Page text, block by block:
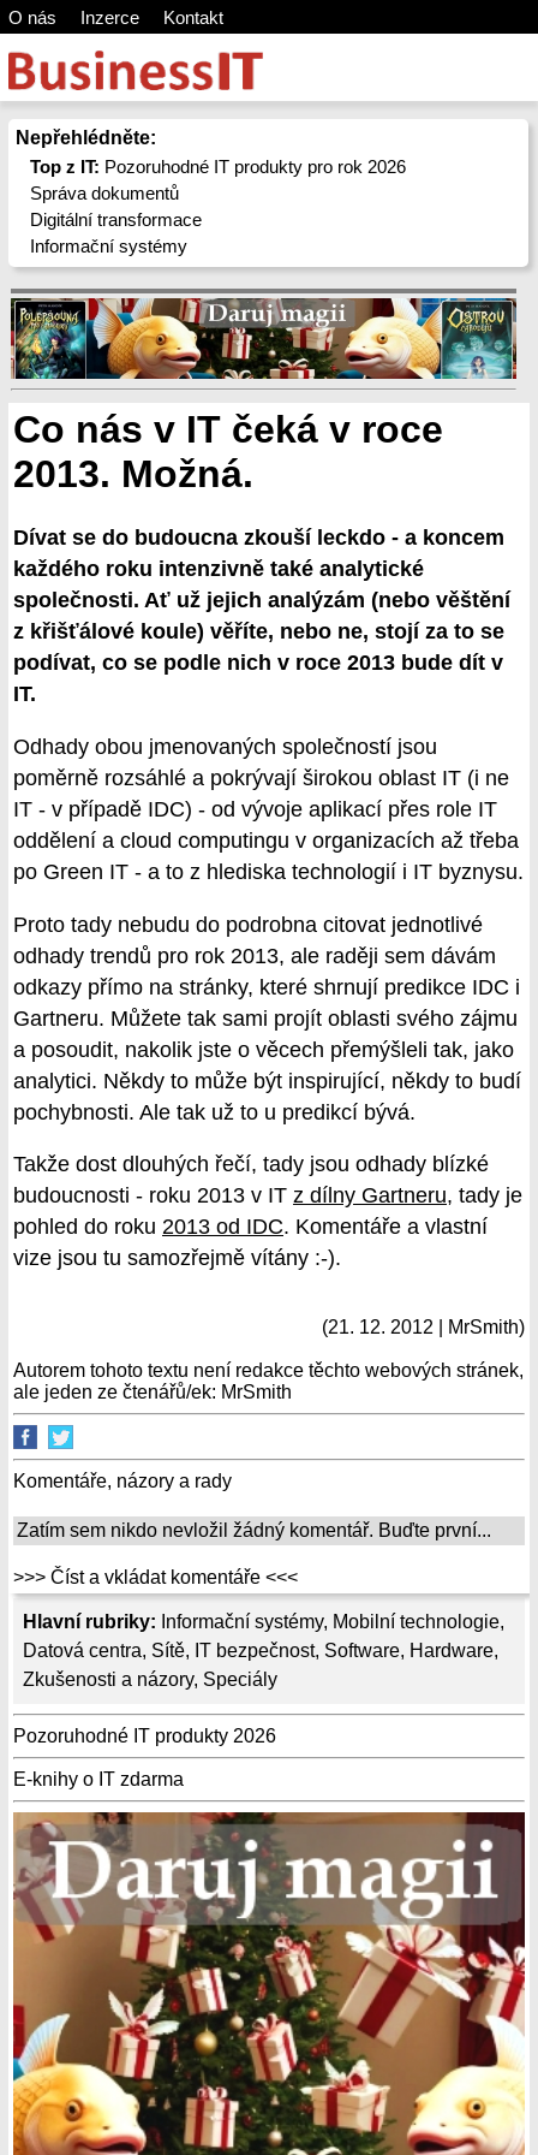
O nás Inzerce Kontakt
Nepřehlédněte:
Top z IT: Pozoruhodné IT produkty pro rok 2026
Správa dokumentů
Digitální transformace
Informační systémy
Hlavní rubriky: Informační systémy, Mobilní technologie,
Datová centra, Sítě, IT bezpečnost, Software, Hardware,
Zkušenosti a názory, Speciály
Pozoruhodné IT produkty 2026
E-knihy o IT zdarma
Co nás v IT čeká v roce
2013. Možná.
Dívat se do budoucna zkouší leckdo - a koncem
každého roku intenzivně také analytické
společnosti. Ať už jejich analýzám (nebo věštění
z křišťálové koule) věříte, nebo ne, stojí za to se
podívat, co se podle nich v roce 2013 bude dít v
IT.
Odhady obou jmenovaných společností jsou
poměrně rozsáhlé a pokrývají širokou oblast IT (i ne
IT - v případě IDC) - od vývoje aplikací přes role IT
oddělení a cloud computingu v organizacích až třeba
po Green IT - a to z hlediska technologií i IT byznysu.
Proto tady nebudu do podrobna citovat jednotlivé
odhady trendů pro rok 2013, ale raději sem dávám
odkazy přímo na stránky, které shrnují predikce IDC i
Gartneru. Můžete tak sami projít oblasti svého zájmu
a posoudit, nakolik jste o věcech přemýšleli tak, jako
analytici. Někdy to může být inspirující, někdy to budí
pochybnosti. Ale tak už to u predikcí bývá.
Takže dost dlouhých řečí, tady jsou odhady blízké
budoucnosti - roku 2013 v IT z dílny Gartneru, tady je
pohled do roku 2013 od IDC. Komentáře a vlastní
vize jsou tu samozřejmě vítány :-).
(21. 12. 2012 | MrSmith)
Autorem tohoto textu není redakce těchto webových stránek,
ale jeden ze čtenářů/ek: MrSmith
Komentáře, názory a rady
Zatím sem nikdo nevložil žádný komentář. Buďte první...
>>> Číst a vkládat komentáře <<<